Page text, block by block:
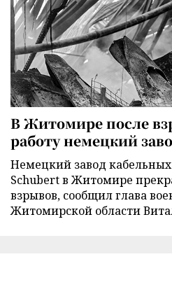
В Житомире после
работу немецкий
Немецкий завод
Schubert в Житомире
взрывов, сообщил глава
Житомирской области